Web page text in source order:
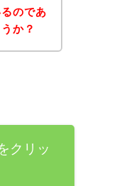
のであ
か？
クリッ